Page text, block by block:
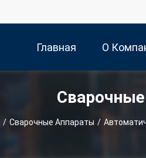
Главная
Страница
О
/ Сварочные Аппараты /